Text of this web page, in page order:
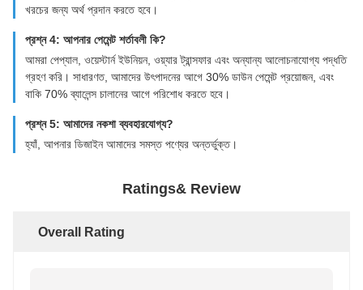
খরচের জন্য অর্থ প্রদান করতে হবে।
প্রশ্ন 4: আপনার পেমেন্ট শর্তাবলী কি?
আমরা পেপ্যাল, ওয়েস্টার্ন ইউনিয়ন, ওয়্যার ট্রান্সফার এবং অন্যান্য আলোচনাযোগ্য পদ্ধতি
গ্রহণ করি। সাধারণত, আমাদের উৎপাদনের আগে 30% ডাউন পেমেন্ট প্রয়োজন, এবং
বাকি 70% ব্যালেন্স চালানের আগে পরিশোধ করতে হবে।
প্রশ্ন 5: আমাদের নকশা ব্যবহারযোগ্য?
হ্যাঁ, আপনার ডিজাইন আমাদের সমস্ত পণ্যের অন্তর্ভুক্ত।
Ratings& Review
Overall Rating